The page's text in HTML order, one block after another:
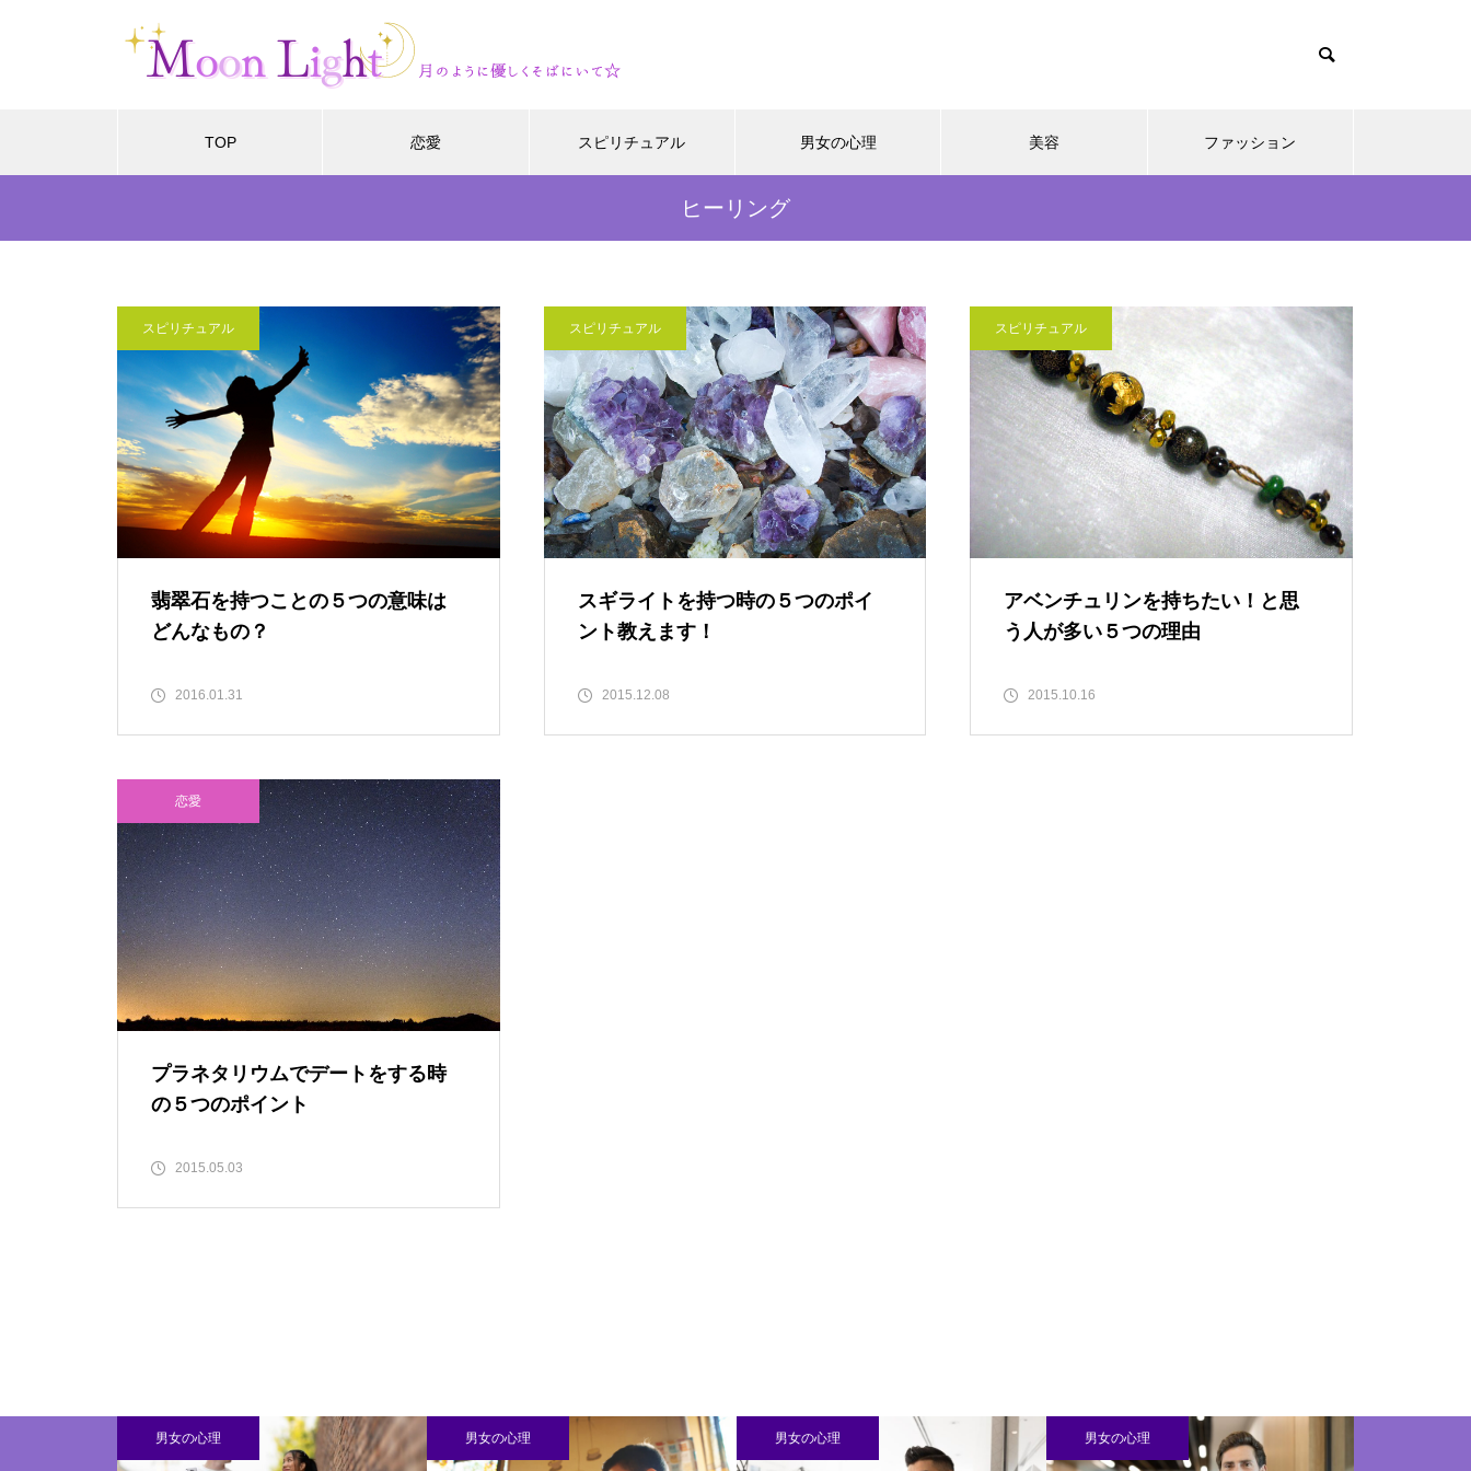
TOP 恋愛 スピリチュアル 男女の心理 美容 ファッション
ヒーリング
スピリチュアル
翡翠石を持つことの５つの意味は
どんなもの？
2016.01.31
スピリチュアル
スギライトを持つ時の５つのポイ
ント教えます！
2015.12.08
スピリチュアル
アベンチュリンを持ちたい！と思
う人が多い５つの理由
2015.10.16
恋愛
プラネタリウムでデートをする時
の５つのポイント
2015.05.03
男女の心理 男女の心理 男女の心理